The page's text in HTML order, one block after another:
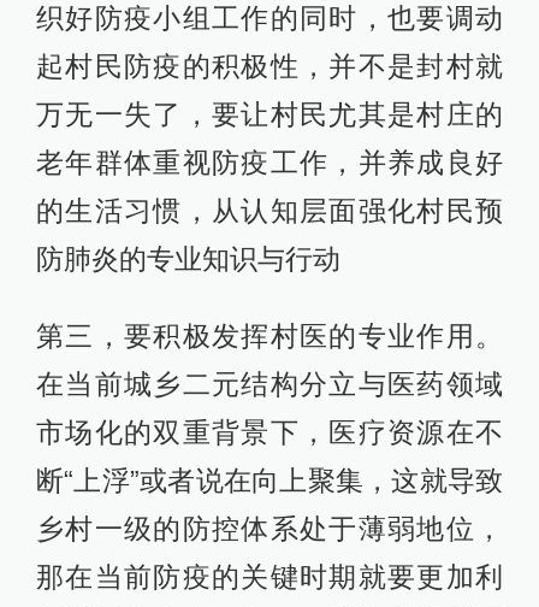
织好防疫小组工作的同时，也要调动
起村民防疫的积极性，并不是封村就
万无一失了，要让村民尤其是村庄的
老年群体重视防疫工作，并养成良好
的生活习惯，从认知层面强化村民预
防肺炎的专业知识与行动
第三，要积极发挥村医的专业作用。
在当前城乡二元结构分立与医药领域
市场化的双重背景下，医疗资源在不
断“上浮”或者说在向上聚集，这就导致
乡村一级的防控体系处于薄弱地位，
那在当前防疫的关键时期就要更加利